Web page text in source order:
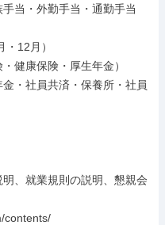
当・外勤手当・通勤手当
12月）
健康保険・厚生年金）
・社員共済・保養所・社員
、就業規則の説明、懇親会
contents/